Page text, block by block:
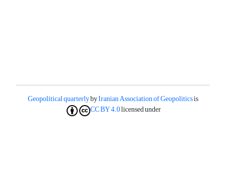
Geopolitical quarterlybyIranian Association of Geopoliticsis
licensed under
CC BY 4.0